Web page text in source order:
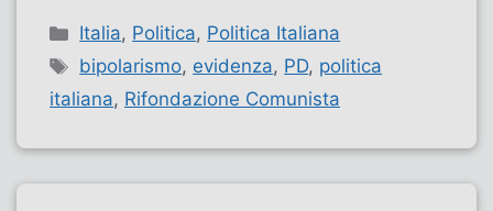
Categorie
Italia, Politica, Politica Italiana
Tag
bipolarismo, evidenza, PD, politica
italiana, Rifondazione Comunista